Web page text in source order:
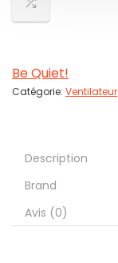
Be Quiet!
Catégorie: Ventilateur
Description
Brand
Avis (0)